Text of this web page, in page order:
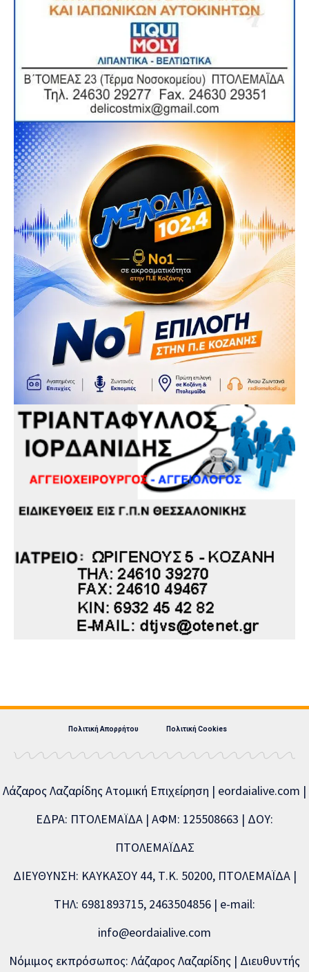
Πολιτική Απορρήτου Πολιτική Cookies
Λάζαρος Λαζαρίδης Ατομική Επιχείρηση | eordaialive.com |
ΕΔΡΑ: ΠΤΟΛΕΜΑΪΔΑ | ΑΦΜ: 125508663 | ΔΟΥ:
ΠΤΟΛΕΜΑΪΔΑΣ
ΔΙΕΥΘΥΝΣΗ: ΚΑΥΚΑΣΟΥ 44, Τ.Κ. 50200, ΠΤΟΛΕΜΑΪΔΑ |
ΤΗΛ: 6981893715, 2463504856 | e-mail:
info@eordaialive.com
Νόμιμος εκπρόσωπος: Λάζαρος Λαζαρίδης | Διευθυντής